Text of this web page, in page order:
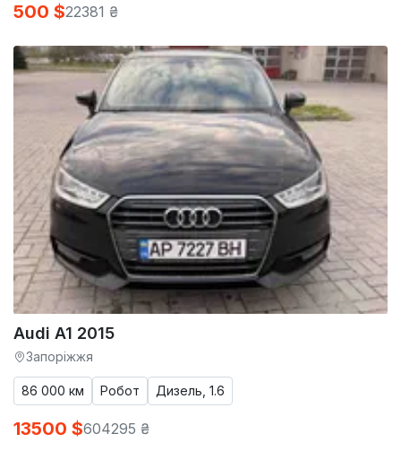
500 $22381 ₴
Audi A1 2015
Запоріжжя
86 000 км Робот Дизель, 1.6
13500 $604295 ₴